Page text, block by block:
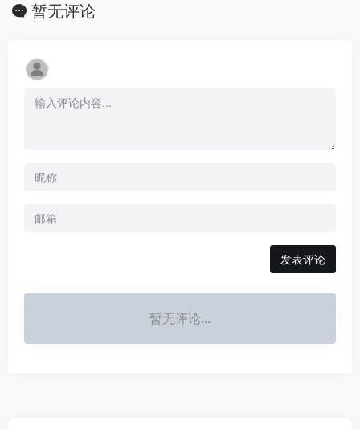
暂无评论
发表评论
暂无评论...